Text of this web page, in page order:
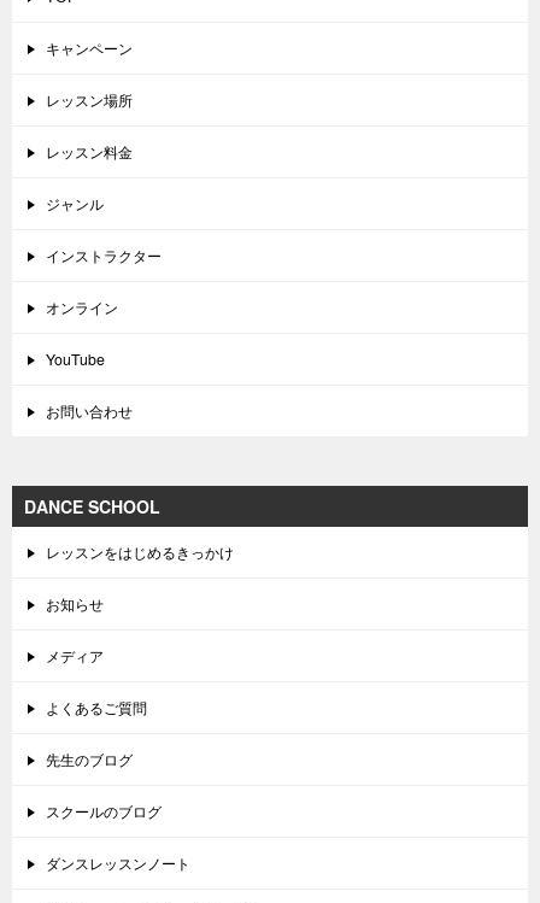
キャンペーン
レッスン場所
レッスン料金
ジャンル
インストラクター
オンライン
YouTube
お問い合わせ
DANCE SCHOOL
レッスンをはじめるきっかけ
お知らせ
メディア
よくあるご質問
先生のブログ
スクールのブログ
ダンスレッスンノート